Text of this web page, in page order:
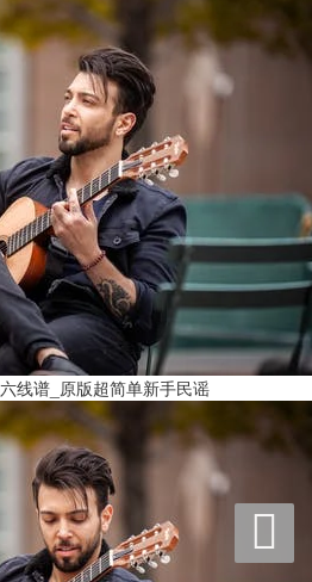
线谱_原版超简单新手民谣
